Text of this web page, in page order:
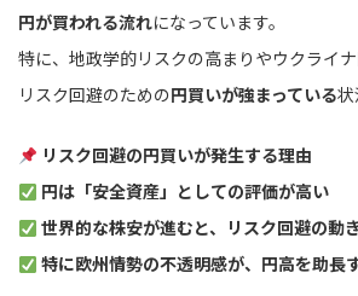
円が買われる流れになっています。
特に、地政学的リスクの高まりやウクライナ
リスク回避のための円買いが強まっている状
リスク回避の円買いが発生する理由
円は「安全資産」としての評価が高い
世界的な株安が進むと、リスク回避の動
特に欧州情勢の不透明感が、円高を助長